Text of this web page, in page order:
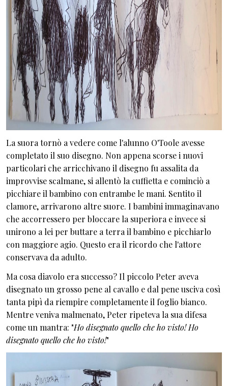
La suora tornò a vedere come l'alunno O'Toole avesse
completato il suo disegno. Non appena scorse i nuovi
particolari che arricchivano il disegno fu assalita da
improvvise scalmane, si allentò la cuffietta e cominciò a
picchiare il bambino con entrambe le mani. Sentito il
clamore, arrivarono altre suore. I bambini immaginavano
che accorressero per bloccare la superiora e invece si
unirono a lei per buttare a terra il bambino e picchiarlo
con maggiore agio. Questo era il ricordo che l'attore
conservava da adulto.
Ma cosa diavolo era successo? Il piccolo Peter aveva
disegnato un grosso pene al cavallo e dal pene usciva così
tanta pipì da riempire completamente il foglio bianco.
Mentre veniva malmenato, Peter ripeteva la sua difesa
come un mantra: "Ho disegnato quello che ho visto! Ho
disegnato quello che ho visto!"